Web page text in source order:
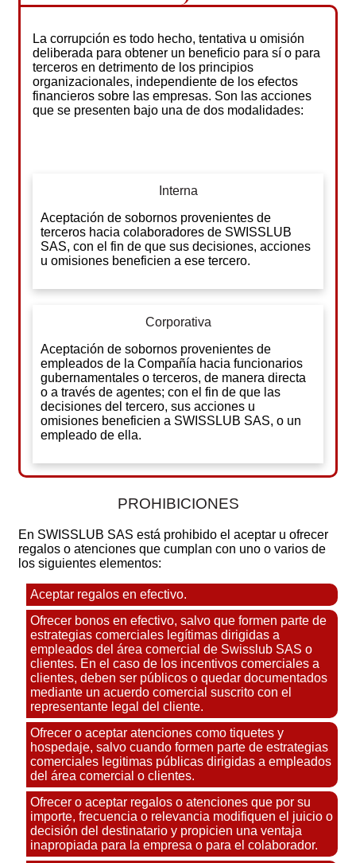
La corrupción es todo hecho, tentativa u omisión
deliberada para obtener un beneficio para sí o para
terceros en detrimento de los principios
organizacionales, independiente de los efectos
financieros sobre las empresas. Son las acciones
que se presenten bajo una de dos modalidades:
Interna
Aceptación de sobornos provenientes de
terceros hacia colaboradores de SWISSLUB
SAS, con el fin de que sus decisiones, acciones
u omisiones beneficien a ese tercero.
Corporativa
Aceptación de sobornos provenientes de
empleados de la Compañía hacia funcionarios
gubernamentales o terceros, de manera directa
o a través de agentes; con el fin de que las
decisiones del tercero, sus acciones u
omisiones beneficien a SWISSLUB SAS, o un
empleado de ella.
PROHIBICIONES
En SWISSLUB SAS está prohibido el aceptar u ofrecer
regalos o atenciones que cumplan con uno o varios de
los siguientes elementos:
Aceptar regalos en efectivo.
Ofrecer bonos en efectivo, salvo que formen parte de
estrategias comerciales legítimas dirigidas a
empleados del área comercial de Swisslub SAS o
clientes. En el caso de los incentivos comerciales a
clientes, deben ser públicos o quedar documentados
mediante un acuerdo comercial suscrito con el
representante legal del cliente.
Ofrecer o aceptar atenciones como tiquetes y
hospedaje, salvo cuando formen parte de estrategias
comerciales legitimas públicas dirigidas a empleados
del área comercial o clientes.
Ofrecer o aceptar regalos o atenciones que por su
importe, frecuencia o relevancia modifiquen el juicio o
decisión del destinatario y propicien una ventaja
inapropiada para la empresa o para el colaborador.